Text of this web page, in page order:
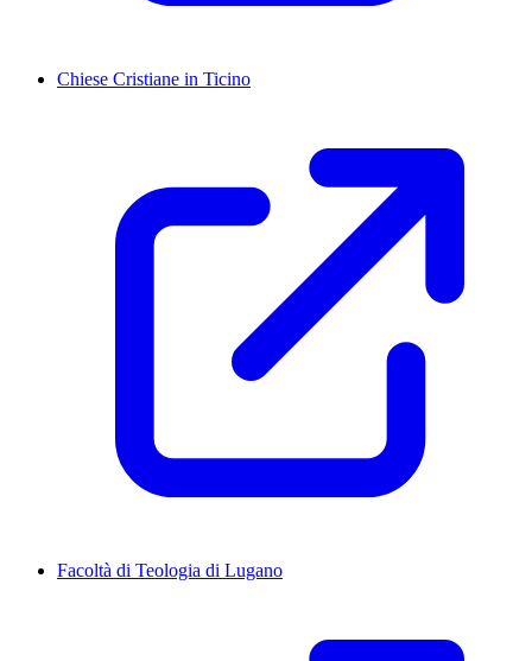
Chiese Cristiane in Ticino
Facoltà di Teologia di Lugano